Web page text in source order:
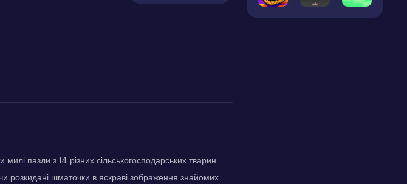
пазли з 14 різних сільськогосподарських тварин.
розкидані шматочки в яскраві зображення знайомих